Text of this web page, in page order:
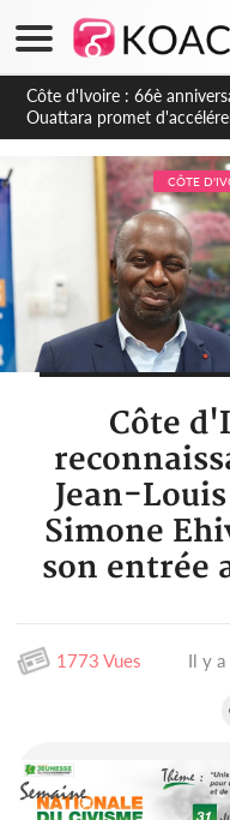
Côte d'Ivoire : À Abidjan,
ivoirien et veut s'en
de la Guinée
CÔTE
Côte
Jean-
Simone
son entrée
1773 Vues Il y